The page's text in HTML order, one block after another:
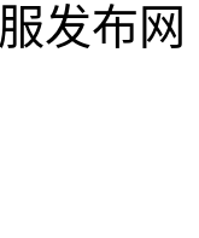
发布